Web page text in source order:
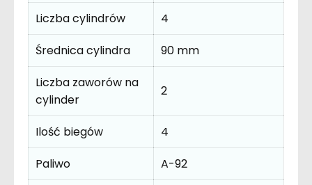
Liczba cylindrów
4
Średnica cylindra
90 mm
Liczba zaworów na
cylinder
2
Ilość biegów
4
Paliwo
A-92